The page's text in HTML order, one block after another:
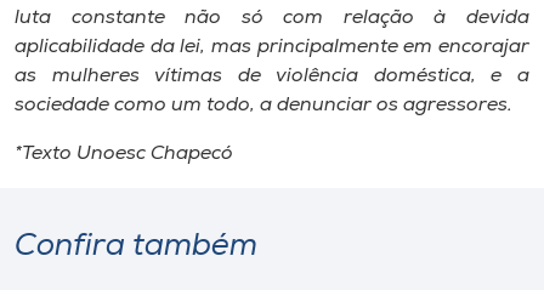
luta constante não só com relação à devida
aplicabilidade da lei, mas principalmente em encorajar
as mulheres vítimas de violência doméstica, e a
sociedade como um todo, a denunciar os agressores.
*Texto Unoesc Chapecó
Confira também